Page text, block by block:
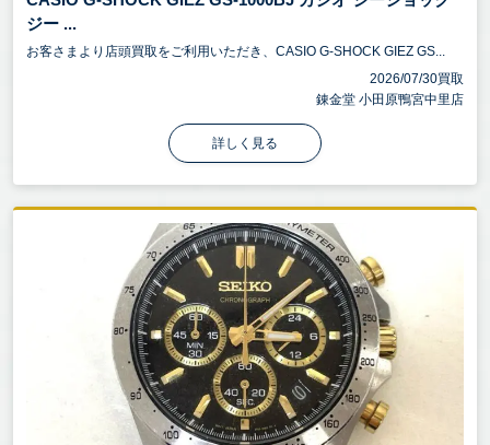
ジー ...
お客さまより店頭買取をご利用いただき、CASIO G-SHOCK GIEZ GS...
2026/07/30買取
錬金堂 小田原鴨宮中里店
詳しく見る